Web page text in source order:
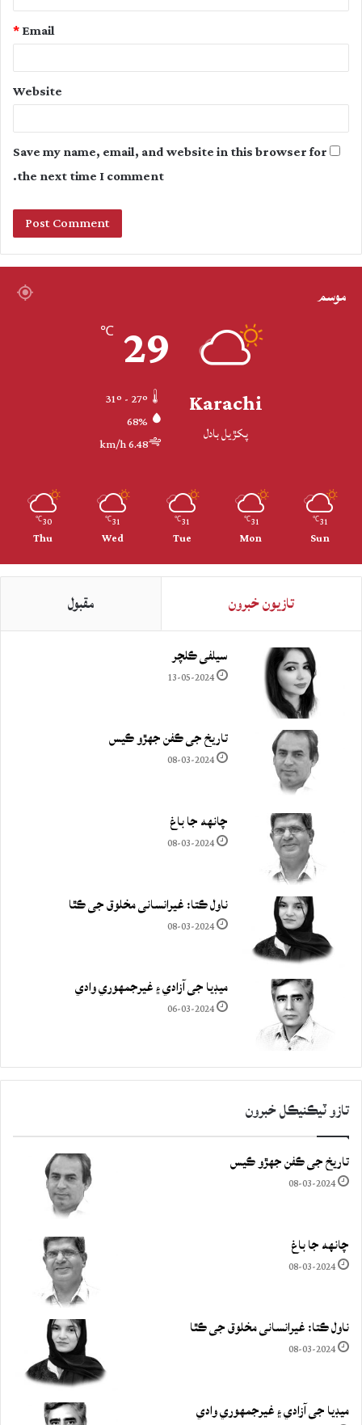
Email
*
Website
Save my name, email, and website in this browser for
the next time I comment.
موسم
Karachi
پکڙيل بادل
29
℃
68%
6.48 km/h
31
℃
Sun
31
℃
Mon
31
℃
Tue
31
℃
Wed
30
℃
Thu
تازيون خبرون مقبول
سيلفي ڪلچر
13-05-2024
تاريخ جي ڪفن جھڙو ڪيس
08-03-2024
چانهه جا باغ
08-03-2024
ناول ڪتا: غيرانساني مخلوق جي ڪٿا
08-03-2024
ميڊيا جي آزادي ۽ غيرجمھوري وادي
06-03-2024
تازو ٽيڪنيڪل خبرون
تاريخ جي ڪفن جھڙو ڪيس
08-03-2024
چانهه جا باغ
08-03-2024
ناول ڪتا: غيرانساني مخلوق جي ڪٿا
08-03-2024
ميڊيا جي آزادي ۽ غيرجمھوري وادي